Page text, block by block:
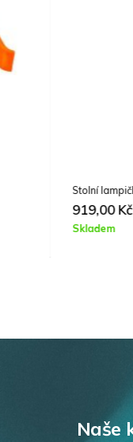
Stolní lampička LA SECA
Kč
Naše